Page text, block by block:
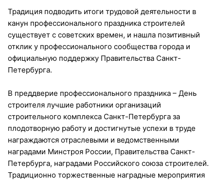
Традиция подводить итоги трудовой деятельности в
канун профессионального праздника строителей
существует с советских времен, и нашла позитивный
отклик у профессионального сообщества города и
официальную поддержку Правительства Санкт-
Петербурга.
В преддверие профессионального праздника – День
строителя лучшие работники организаций
строительного комплекса Санкт-Петербурга за
плодотворную работу и достигнутые успехи в труде
награждаются отраслевыми и ведомственными
наградами Минстроя России, Правительства Санкт-
Петербурга, наградами Российского союза строителей.
Традиционно торжественные наградные мероприятия